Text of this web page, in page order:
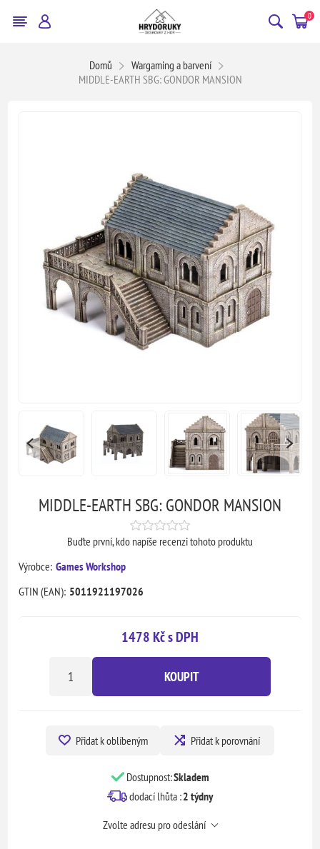
0
Domů
Wargaming a barvení
MIDDLE-EARTH SBG: GONDOR MANSION
MIDDLE-EARTH SBG: GONDOR MANSION
Buďte první, kdo napíše recenzi tohoto produktu
Výrobce: Games Workshop
GTIN (EAN): 5011921197026
1478 Kč s DPH
KOUPIT
Přidat k oblíbeným Přidat k porovnání
Dostupnost:Skladem
dodací lhůta :2 týdny
Zvolte adresu pro odeslání